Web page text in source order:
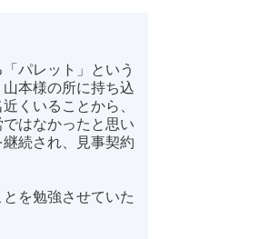
パレット」という
本様の所に持ち込
くいることから、
はなかったと思い
続され、見事契約
を勉強させていた